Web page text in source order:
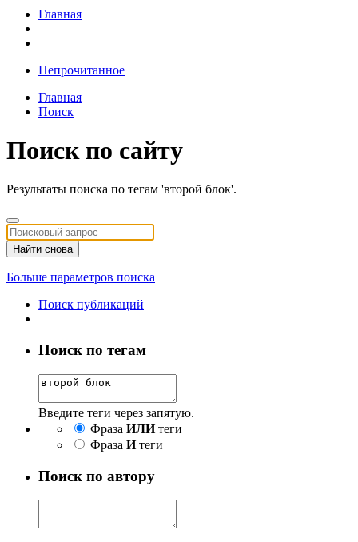
Главная
Непрочитанное
Главная
Поиск
Поиск по сайту
Результаты поиска по тегам 'второй блок'.
Найти снова
Больше параметров поиска
Поиск публикаций
Поиск по тегам
Введите теги через запятую.
Фраза ИЛИтеги
Фраза Итеги
Поиск по автору